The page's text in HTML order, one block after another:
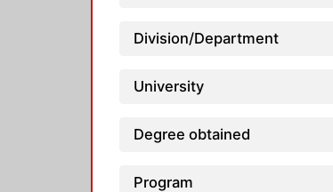
Division/Department
University
Degree obtained
Program